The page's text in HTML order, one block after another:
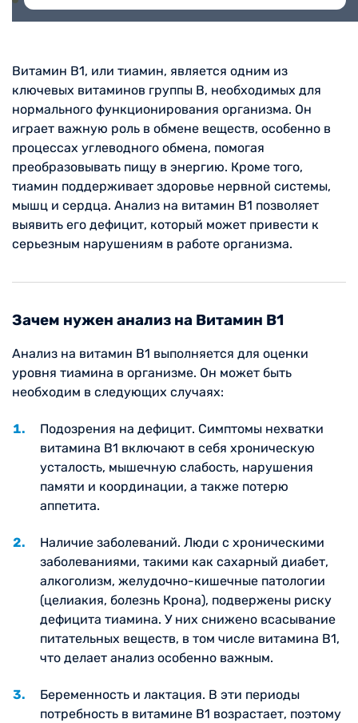
Витамин B1, или тиамин, является одним из
ключевых витаминов группы B, необходимых для
нормального функционирования организма. Он
играет важную роль в обмене веществ, особенно в
процессах углеводного обмена, помогая
преобразовывать пищу в энергию. Кроме того,
тиамин поддерживает здоровье нервной системы,
мышц и сердца. Анализ на витамин B1 позволяет
выявить его дефицит, который может привести к
серьезным нарушениям в работе организма.
Зачем нужен анализ на Витамин B1
Анализ на витамин B1 выполняется для оценки
уровня тиамина в организме. Он может быть
необходим в следующих случаях:
Подозрения на дефицит. Симптомы нехватки
витамина B1 включают в себя хроническую
усталость, мышечную слабость, нарушения
памяти и координации, а также потерю
аппетита.
Наличие заболеваний. Люди с хроническими
заболеваниями, такими как сахарный диабет,
алкоголизм, желудочно-кишечные патологии
(целиакия, болезнь Крона), подвержены риску
дефицита тиамина. У них снижено всасывание
питательных веществ, в том числе витамина B1,
что делает анализ особенно важным.
Беременность и лактация. В эти периоды
потребность в витамине B1 возрастает, поэтому